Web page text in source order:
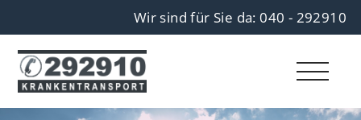
Wir sind für Sie da: 040 - 292910